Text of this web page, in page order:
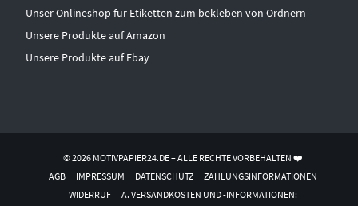
Unser Onlineshop für Etiketten zum bekleben von Ordnern
Unsere Produkte auf Amazon
Unsere Produkte auf Ebay
© 2026 MOTIVPAPIER24.DE – ALLE RECHTE VORBEHALTEN ❤️
AGB
IMPRESSUM DATENSCHUTZ
ZAHLUNGSINFORMATIONEN
WIDERRUF
A. VERSANDKOSTEN UND -INFORMATIONEN: